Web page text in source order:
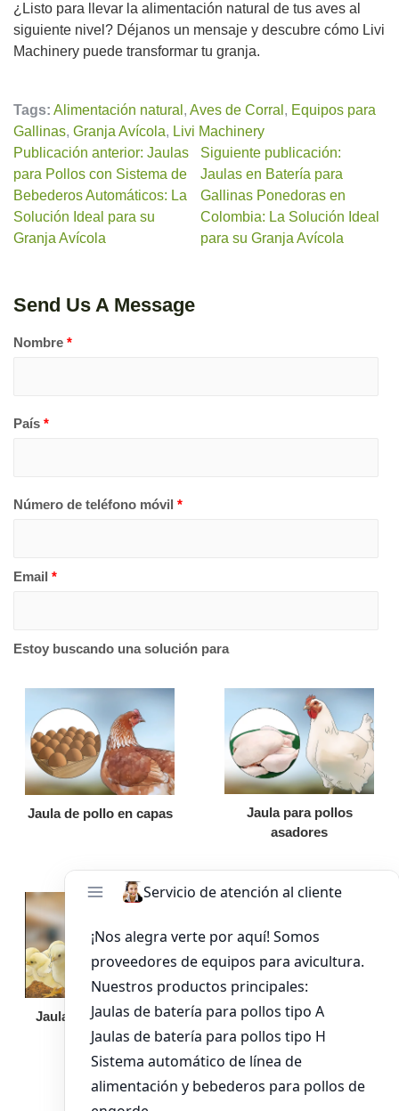
¿Listo para llevar la alimentación natural de tus aves al
siguiente nivel? Déjanos un mensaje y descubre cómo Livi
Machinery puede transformar tu granja.
Tags: Alimentación natural , Aves de Corral , Equipos para
Gallinas, Granja Avícola, Livi Machinery
Publicación anterior: Jaulas
para Pollos con Sistema de
Bebederos Automáticos: La
Solución Ideal para su
Granja Avícola
Siguiente publicación:
Jaulas en Batería para
Gallinas Ponedoras en
Colombia: La Solución Ideal
para su Granja Avícola
Send Us A Message
Nombre *
País *
Número de teléfono móvil *
Email *
Estoy buscando una solución para
Jaula de pollo en capas
Jaula para pollos
asadores
Jaula de pollo pollita
Bandeja de
alimentación para
pollos de engorde